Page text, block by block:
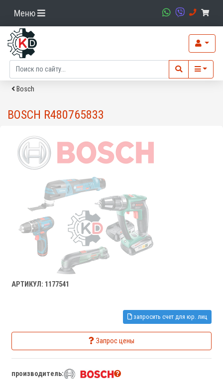
Меню
Bosch
BOSCH R480765833
АРТИКУЛ: 1177541
запросить счет для юр. лиц
Запрос цены
производитель: